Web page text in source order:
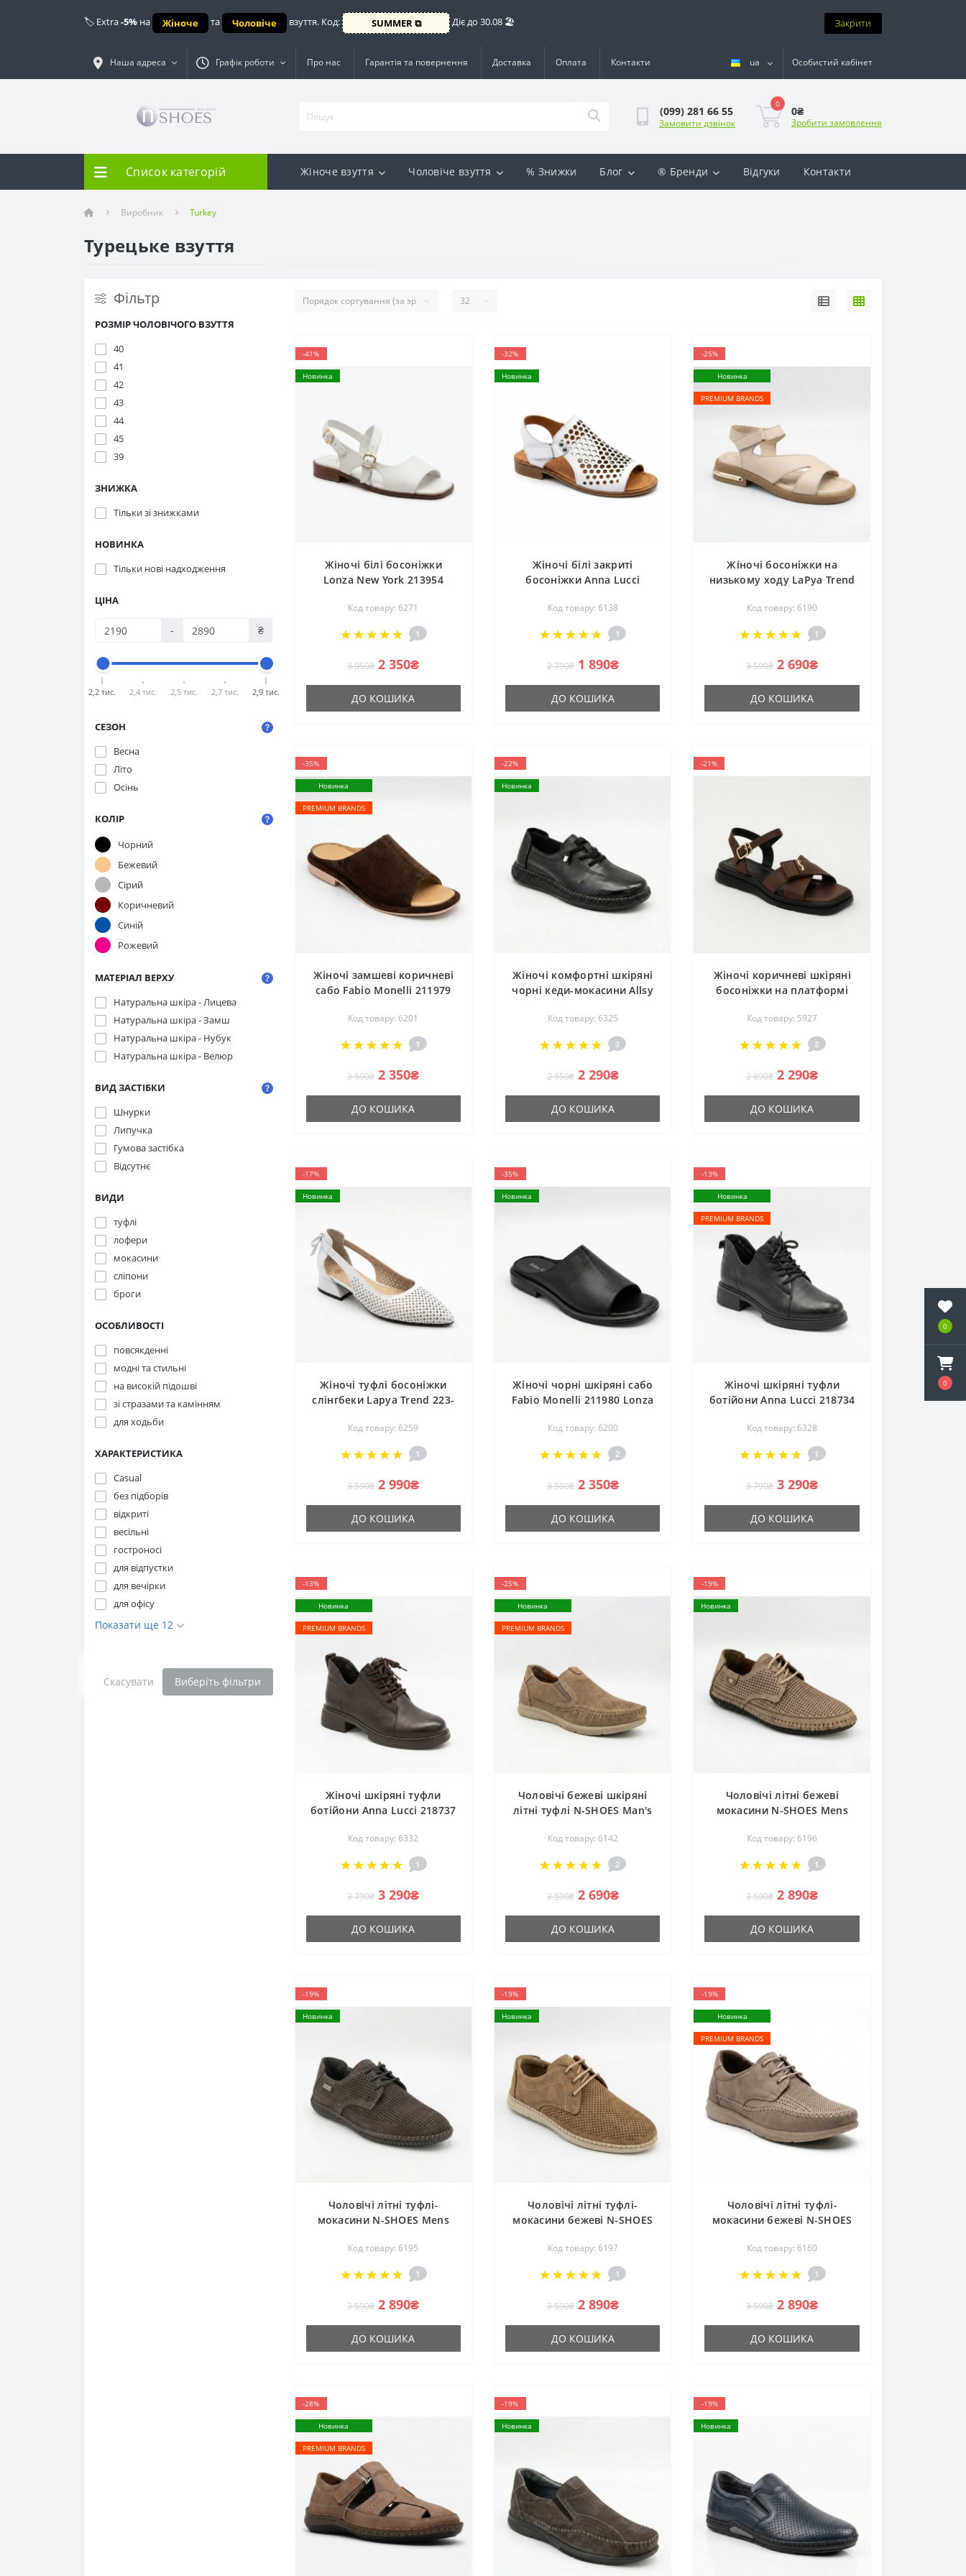
0
0
🏷️ Extra-5% на Жіноче та Чоловіче взуття. Код: SUMMER ⧉ Діє до 30.08 🏖️ Закрити
Наша адреса Графік роботи Про нас Гарантія та повернення Доставка Оплата Контакти ua Особистий кабінет
(099) 281 66 55
Замовити дзвінок
0
0₴
Зробити замовлення
Список категорій Жіноче взуття Чоловіче взуття % Знижки Блог ® Бренди Відгуки Контакти
Виробник Turkey
Турецьке взуття
Фiльтр
РОЗМІР ЧОЛОВІЧОГО ВЗУТТЯ
40
41
42
43
44
45
39
ЗНИЖКА
Тільки зі знижками
НОВИНКА
Тільки нові надходження
ЦІНА
- ₴
2,2 тис. 2,4 тис. 2,5 тис. 2,7 тис. 2,9 тис.
СЕЗОН
Весна
Літо
Осінь
КОЛІР
Чорний
Бежевий
Сірий
Коричневий
Синій
Рожевий
МАТЕРІАЛ ВЕРХУ
Натуральна шкіра - Лицева
Натуральна шкіра - Замш
Натуральна шкіра - Нубук
Натуральна шкіра - Велюр
ВИД ЗАСТІБКИ
Шнурки
Липучка
Гумова застібка
Відсутнє
ВИДИ
туфлі
лофери
мокасини
сліпони
броги
ОСОБЛИВОСТІ
повсякденні
модні та стильні
на високій підошві
зі стразами та камінням
для ходьби
ХАРАКТЕРИСТИКА
Casual
без підборів
відкриті
весільні
гостроносі
для відпустки
для вечірки
для офісу
Показати ще 12
Скасувати Виберіть фільтри
-41%
Новинка
Жіночі білі босоніжки
Lonza New York 213954
турецького виробництва з
натуральної шкіри
Код товару: 6271
1
3 950₴ 2 350₴
ДО КОШИКА
-32%
Новинка
Жіночі білі закриті
босоніжки Anna Lucci
532-08 BEYAZ DERI KOGA
6138-5235 закриті з
натуральної шкіри від
Код товару: 6138
1
2 790₴ 1 890₴
ДО КОШИКА
-25%
Новинка
PREMIUM BRANDS
Жіночі босоніжки на
низькому ходу LaPya Trend
бежевому кольорі
натуральна шкіра від
турецього виробника в
Код товару: 6190
1
3 590₴ 2 690₴
ДО КОШИКА
-35%
Новинка
PREMIUM BRANDS
Жіночі замшеві коричневі
сабо Fabio Monelli 211979
Код товару: 6201
1
3 590₴ 2 350₴
ДО КОШИКА
-22%
Новинка
Жіночі комфортні шкіряні
чорні кеди-мокасини Allsy
демісезонні на гумових
шнурках у стилі Rieker
Код товару: 6325
2
2 950₴ 2 290₴
ДО КОШИКА
-21%
Жіночі коричневі шкіряні
босоніжки на платформі
3681-830 5927 brown
турецького виробництва
Код товару: 5927
2
2 890₴ 2 290₴
ДО КОШИКА
-17%
Новинка
Жіночі туфлі босоніжки
слінгбеки Lapya Trend 223-
Evromoda 066 BATTAL на
маленькому підборі з
перфорацією від турецької
Код товару: 6259
1
3 590₴ 2 990₴
ДО КОШИКА
-35%
Новинка
Жіночі чорні шкіряні сабо
Fabio Monelli 211980 Lonza
Код товару: 6200
2
3 590₴ 2 350₴
ДО КОШИКА
-13%
Новинка
PREMIUM BRANDS
Жіночі шкіряні туфли
ботійони Anna Lucci 218734
чорні демісезонні на
стійких підборах з
натуральної шкіри
Код товару: 6328
1
3 790₴ 3 290₴
ДО КОШИКА
-13%
Новинка
PREMIUM BRANDS
Жіночі шкіряні туфли
ботійони Anna Lucci 218737
коричневі демісезонні на
стійких підборах з
натуральної шкіри
Код товару: 6332
1
3 790₴ 3 290₴
ДО КОШИКА
-25%
Новинка
PREMIUM BRANDS
Чоловічі бежеві шкіряні
літні туфлі N-SHOES Man's
6142 з натуральної шкіри з
перфорацією від
турецького виробника
Код товару: 6142
2
3 590₴ 2 690₴
ДО КОШИКА
-19%
Новинка
Чоловічі літні бежеві
мокасини N-SHOES Mens
6196 туфлі на шнурівці в
стилі ECCO Casual Comfort
Код товару: 6196
1
3 590₴ 2 890₴
ДО КОШИКА
-19%
Новинка
Чоловічі літні туфлі-
мокасини N-SHOES Mens
із натурального сірого
нубуку на шнурівці у стилі
ECCO Casual Comfort
Код товару: 6195
1
3 590₴ 2 890₴
ДО КОШИКА
-19%
Новинка
Чоловічі літні туфлі-
мокасини бежеві N-SHOES
6197 натуральний нубук на
шнурівці в стилі ECCO
Casual Comfort
Код товару: 6197
1
3 590₴ 2 890₴
ДО КОШИКА
-19%
Новинка
PREMIUM BRANDS
Чоловічі літні туфлі-
мокасини бежеві N-SHOES
nubuk 6160, шкіряні, на
Код товару: 6160
1
3 590₴ 2 890₴
ДО КОШИКА
-28%
Новинка
PREMIUM BRANDS
-19%
Новинка
-19%
Новинка